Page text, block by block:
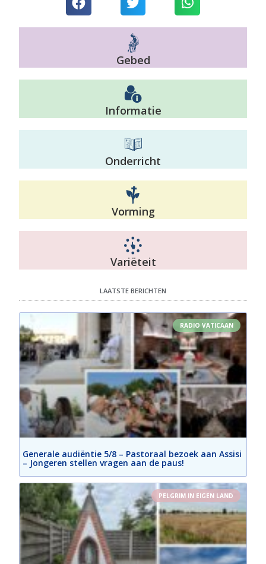
Gebed
Informatie
Onderricht
Vorming
Variëteit
LAATSTE BERICHTEN
RADIO VATICAAN
Generale audiëntie 5/8 – Pastoraal bezoek aan Assisi
– Jongeren stellen vragen aan de paus!
PELGRIM IN EIGEN LAND